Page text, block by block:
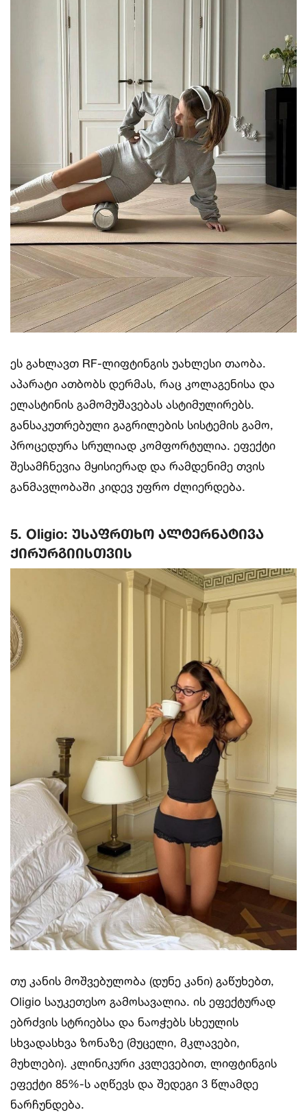
ეს გახლავთ RF-ლიფტინგის უახლესი თაობა.
აპარატი ათბობს დერმას, რაც კოლაგენისა და
ელასტინის გამომუშავებას ასტიმულირებს.
განსაკუთრებული გაგრილების სისტემის გამო,
პროცედურა სრულიად კომფორტულია. ეფექტი
შესამჩნევია მყისიერად და რამდენიმე თვის
განმავლობაში კიდევ უფრო ძლიერდება.
5. Oligio: უსაფრთხო ალტერნატივა
ქირურგიისთვის
თუ კანის მოშვებულობა (დუნე კანი) გაწუხებთ,
Oligio საუკეთესო გამოსავალია. ის ეფექტურად
ებრძვის სტრიებსა და ნაოჭებს სხეულის
სხვადასხვა ზონაზე (მუცელი, მკლავები,
მუხლები). კლინიკური კვლევებით, ლიფტინგის
ეფექტი 85%-ს აღწევს და შედეგი 3 წლამდე
ნარჩუნდება.